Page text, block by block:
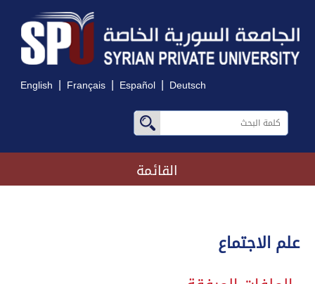
English | Français | Español | Deutsch
القائمة
علم الاجتماع